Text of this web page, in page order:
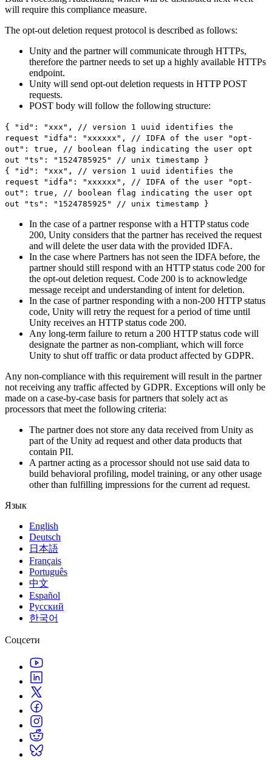
will require this compliance measure.
The opt-out deletion request protocol is described as follows:
Unity and the partner will communicate through HTTPs,
therefore the partner needs to set up a highly available HTTPs
endpoint.
Unity will send opt-out deletion requests in HTTP POST
requests.
POST body will follow the following structure:
{ "id": "xxx", // version 1 uuid identifies the
request "idfa": "xxxxxx", // IDFA of the user "opt-
out": true, // boolean flag indicating the user opt
out "ts": "1524785925" // unix timestamp }
{ "id": "xxx", // version 1 uuid identifies the
request "idfa": "xxxxxx", // IDFA of the user "opt-
out": true, // boolean flag indicating the user opt
out "ts": "1524785925" // unix timestamp }
In the case of a partner response with a HTTP status code
200, Unity considers that the partner has received the request
and will delete the user data with the provided IDFA.
In the case where Partners has not seen the IDFA before, the
partner should still respond with an HTTP status code 200 for
the opt-out deletion request. Code 200 is to acknowledge
message receipt and understanding of intent for deletion.
In the case of partner responding with a non-200 HTTP status
code, Unity will retry the request for a period of time until
Unity receives an HTTP status code 200.
Any long-term failure to return a 200 HTTP status code will
designate the partner as non-compliant, which will force
Unity to shut off traffic or data product affected by GDPR.
Any non-compliance with this requirement will result in the partner
not receiving any traffic affected by GDPR. Exceptions will only be
made on a case-by-case basis for partners that solely act as
processors that meet the following criteria:
The partner does not store any data received from Unity as
part of the Unity ad request and other data products that
contain PII.
A partner acting as a processor should not use said data to
build behavioral profiling, model training, or any other usage
other than fulfilling impressions for the current ad request.
Язык
English
Deutsch
日本語
Français
Português
中文
Español
Русский
한국어
Соцсети